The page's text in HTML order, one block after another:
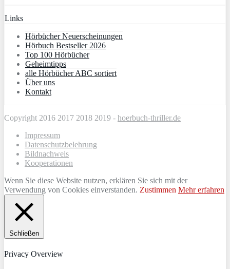
Links
Hörbücher Neuerscheinungen
Hörbuch Bestseller 2026
Top 100 Hörbücher
Geheimtipps
alle Hörbücher ABC sortiert
Über uns
Kontakt
Copyright 2016 2017 2018 2019 - hoerbuch-thriller.de
Impressum
Datenschutzbelehrung
Bildnachweis
Kooperationen
Wenn Sie diese Website nutzen, erklären Sie sich mit der
Verwendung von Cookies einverstanden. Zustimmen Mehr erfahren
Schließen
Privacy Overview